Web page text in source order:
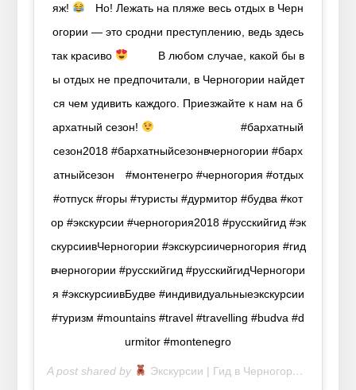
яж!
⠀ Но! Лежать на пляже весь отдых в Черн
огории — это сродни преступлению, ведь здесь
так красиво
⠀ ⠀⠀ В любом случае, какой бы в
ы отдых не предпочитали, в Черногории найдет
ся чем удивить каждого. Приезжайте к нам на б
архатный сезон!
⠀ ⠀⠀ ⠀⠀ ⠀⠀ ⠀⠀ #бархатный
сезон2018 #бархатныйсезонвчерногории #барх
атныйсезон⠀ #монтенегро #черногория #отдых
#отпуск #горы #туристы #дурмитор #будва #кот
ор #экскурсии #черногория2018 #русскийгид #эк
скурсиивЧерногории #экскурсиичерногория #гид
вчерногории #русскийгид #русскийгидЧерногори
я #экскурсиивБудве #индивидуальныеэкскурсии
#туризм #mountains #travel #travelling #budva #d
urmitor #montenegro
A post shared by Экскурсии | Гид в Черногории